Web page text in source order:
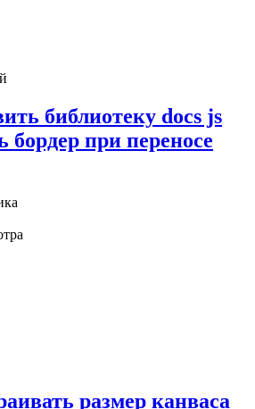
библиотеку docs js
бордер при переносе
размер канваса